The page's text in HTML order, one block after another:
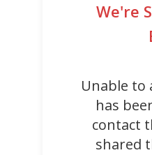
We're
Unable to
has
contact
shared